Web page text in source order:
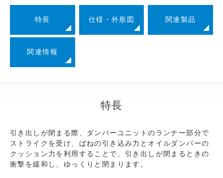
特長 仕様・外形図 関連製品
関連情報
特長
引き出しが閉まる際、ダンパーユニットのランナー部分で
ストライクを受け、ばねの引き込み力とオイルダンパーの
クッション力を利用することで、引き出しが閉まるときの
衝撃を緩和し、ゆっくりと閉まります。